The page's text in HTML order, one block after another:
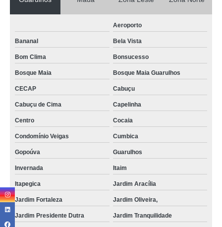
Aeroporto
Bananal Bela Vista
Bom Clima Bonsucesso
Bosque Maia Bosque Maia Guarulhos
CECAP Cabuçu
Cabuçu de Cima Capelinha
Centro Cocaia
Condomínio Veigas Cumbica
Gopoúva Guarulhos
Invernada Itaim
Itapegica Jardim Aracília
Jardim Fortaleza Jardim Oliveira,
Jardim Presidente Dutra Jardim Tranquilidade